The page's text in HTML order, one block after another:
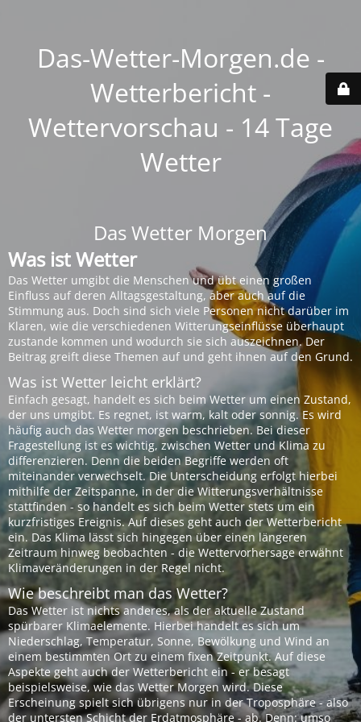
Das-Wetter-Morgen.de -
Wetterbericht -
Wettervorschau - 14 Tage
Wetter
Das Wetter Morgen
Was ist Wetter
Das Wetter umgibt die Menschen und übt einen großen
Einfluss auf deren Alltagsgestaltung, aber auch auf die
Stimmung aus. Doch sind sich viele Personen nicht darüber im
Klaren, wie die verschiedenen Witterungseinflüsse überhaupt
zustande kommen und wodurch sie sich auszeichnen. Der
Beitrag greift diese Themen auf und geht ihnen auf den Grund.
Was ist Wetter leicht erklärt?
Einfach gesagt, handelt es sich beim Wetter um einen Zustand,
der uns umgibt. Es regnet, ist warm, kalt oder sonnig. Es wird
häufig auch das Wetter morgen beschrieben. Bei dieser
Fragestellung ist es wichtig, zwischen Wetter und Klima zu
differenzieren. Denn die beiden Begriffe werden oft
miteinander verwechselt. Die Unterscheidung erfolgt hierbei
mithilfe der Zeitspanne, in der die Witterungsverhältnisse
stattfinden - so handelt es sich beim Wetter stets um ein
kurzfristiges Ereignis. Auf dieses geht auch der Wetterbericht
ein. Das Klima lässt sich hingegen über einen längeren
Zeitraum hinweg beobachten - die Wettervorhersage erwähnt
Klimaveränderungen in der Regel nicht.
Wie beschreibt man das Wetter?
Das Wetter ist nichts anderes, als der aktuelle Zustand
spürbarer Klimaelemente. Hierbei handelt es sich um
Niederschlag, Temperatur, Sonne, Bewölkung und Wind an
einem bestimmten Ort zu einem fixen Zeitpunkt. Auf diese
Aspekte geht auch der Wetterbericht ein - er besagt
beispielsweise, wie das Wetter Morgen wird. Diese
Erscheinung spielt sich übrigens nur in der Troposphäre - also
der untersten Schicht der Erdatmosphäre - ab. Denn: umso